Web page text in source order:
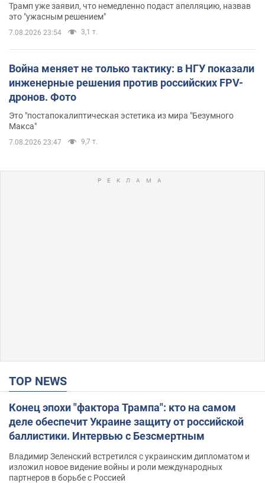
Трамп уже заявил, что немедленно подаст апелляцию, назвав
это "ужасным решением"
7.08.2026 23:54 3,1 т.
Война меняет не только тактику: в НГУ показали
инженерные решения против российских FPV-
дронов. Фото
Это "постапокалиптическая эстетика из мира "Безумного
Макса"
7.08.2026 23:47 9,7 т.
TOP NEWS
Конец эпохи "фактора Трампа": кто на самом
деле обеспечит Украине защиту от российской
баллистики. Интервью с Безсмертным
Владимир Зеленский встретился с украинским дипломатом и
изложил новое видение войны и роли международных
партнеров в борьбе с Россией